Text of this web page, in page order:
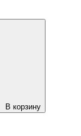
В корзину